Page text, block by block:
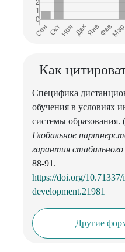
Как
Специфика
обучения в условиях
системы образования.
Глобальное
гарантия
88-91.
https://doi.org/10.71337/
development.21981
Другие